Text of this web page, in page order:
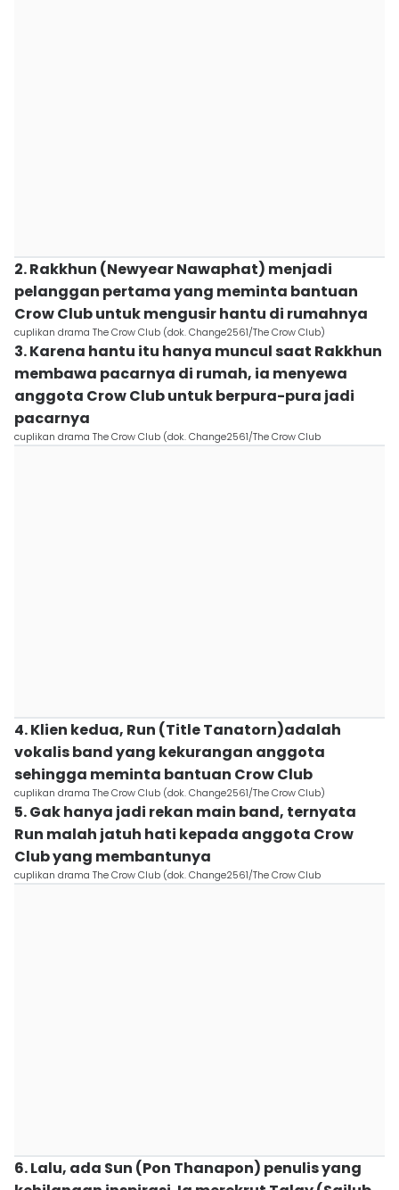
2. Rakkhun (Newyear Nawaphat) menjadi
pelanggan pertama yang meminta bantuan
Crow Club untuk mengusir hantu di rumahnya
cuplikan drama The Crow Club (dok. Change2561/The Crow Club)
3. Karena hantu itu hanya muncul saat Rakkhun
membawa pacarnya di rumah, ia menyewa
anggota Crow Club untuk berpura-pura jadi
pacarnya
cuplikan drama The Crow Club (dok. Change2561/The Crow Club
4. Klien kedua, Run (Title Tanatorn)adalah
vokalis band yang kekurangan anggota
sehingga meminta bantuan Crow Club
cuplikan drama The Crow Club (dok. Change2561/The Crow Club)
5. Gak hanya jadi rekan main band, ternyata
Run malah jatuh hati kepada anggota Crow
Club yang membantunya
cuplikan drama The Crow Club (dok. Change2561/The Crow Club
6. Lalu, ada Sun (Pon Thanapon) penulis yang